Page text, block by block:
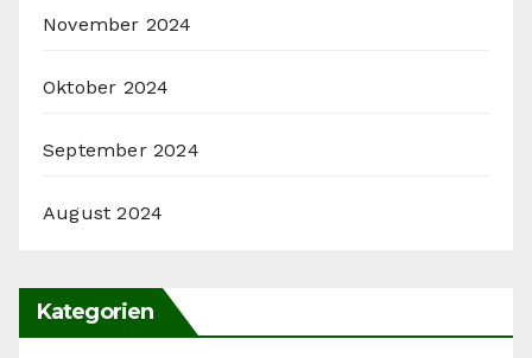
November 2024
Oktober 2024
September 2024
August 2024
Kategorien